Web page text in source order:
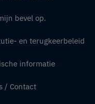
bevel op.
en terugkeerbeleid
informatie
/ Contact